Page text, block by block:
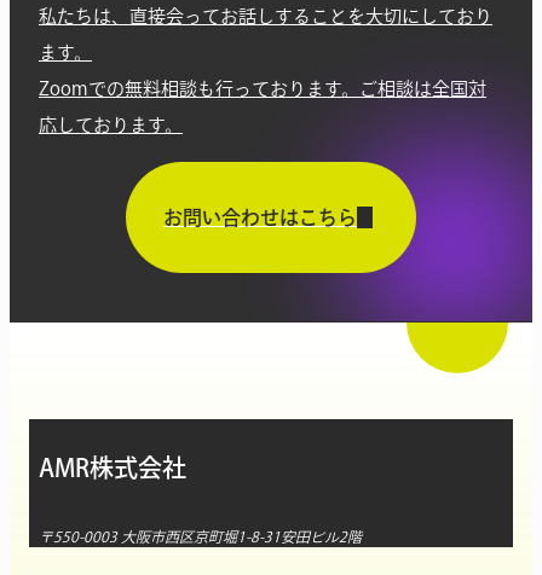
私たちは、直接会ってお話しすることを大切にしており
ます。
Zoomでの無料相談も行っております。ご相談は全国対
応しております。
お問い合わせはこちら
AMR株式会社
〒550-0003 大阪市西区京町堀1-8-31安田ビル2階